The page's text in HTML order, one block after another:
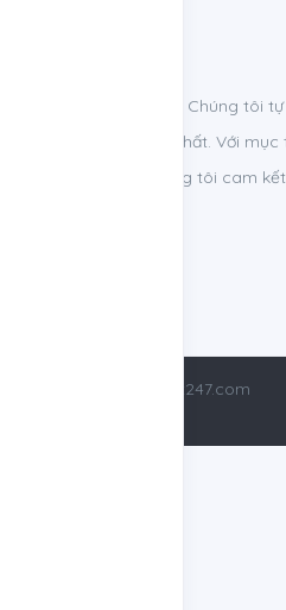
web việc làm nội thất. Chúng tôi
cho cộng đồng nội thất. Với
lĩnh vực này, chúng tôi cam
© 2024 vieclamnoithat247.com